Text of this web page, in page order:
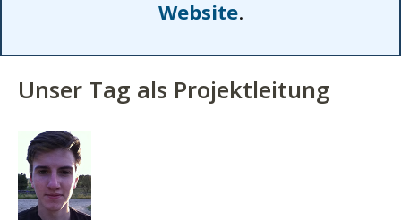
Website.
Unser Tag als Projektleitung